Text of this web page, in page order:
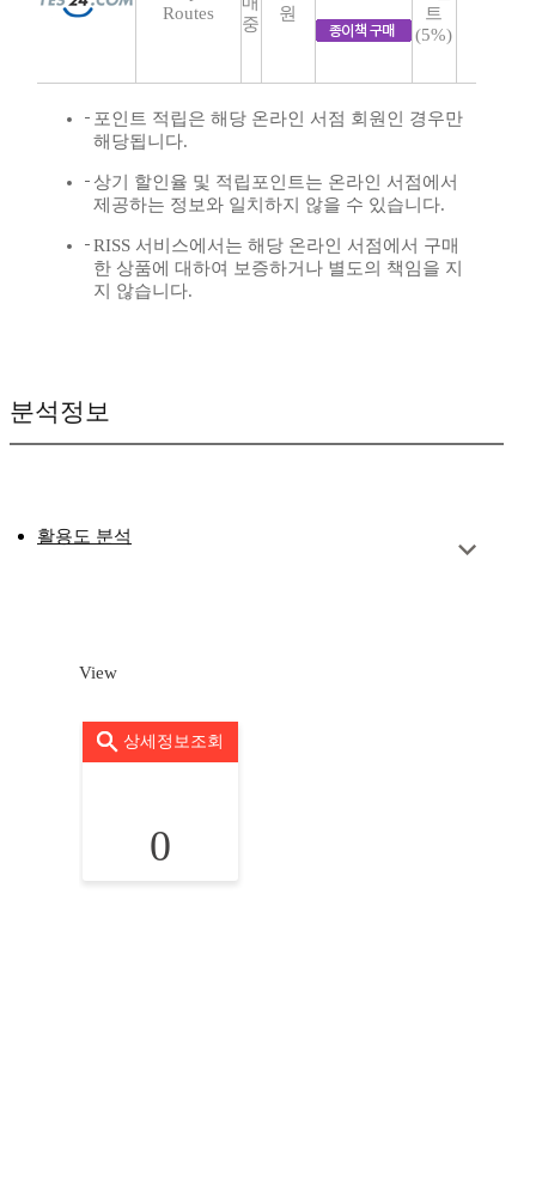
Routes
중
원
트
(5%)
포인트 적립은 해당 온라인 서점 회원인 경우만
해당됩니다.
상기 할인율 및 적립포인트는 온라인 서점에서
제공하는 정보와 일치하지 않을 수 있습니다.
RISS 서비스에서는 해당 온라인 서점에서 구매
한 상품에 대하여 보증하거나 별도의 책임을 지
지 않습니다.
분석정보
활용도 분석
View
상세정보조회
0